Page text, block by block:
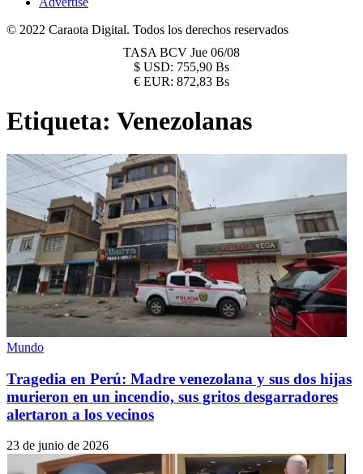
© 2022 Caraota Digital. Todos los derechos reservados
TASA BCV Jue 06/08
$ USD: 755,90 Bs
€ EUR: 872,83 Bs
Etiqueta: Venezolanas
Mundo
Tragedia en Perú: Madre venezolana y sus dos hijas
murieron en un incendio, sus gritos desgarradores
alertaron a los vecinos
23 de junio de 2026